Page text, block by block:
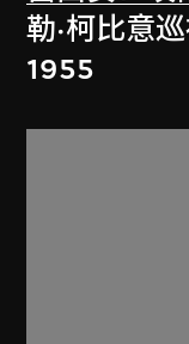
勒·柯比意
1955